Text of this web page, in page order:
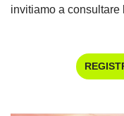
invitiamo a consultare